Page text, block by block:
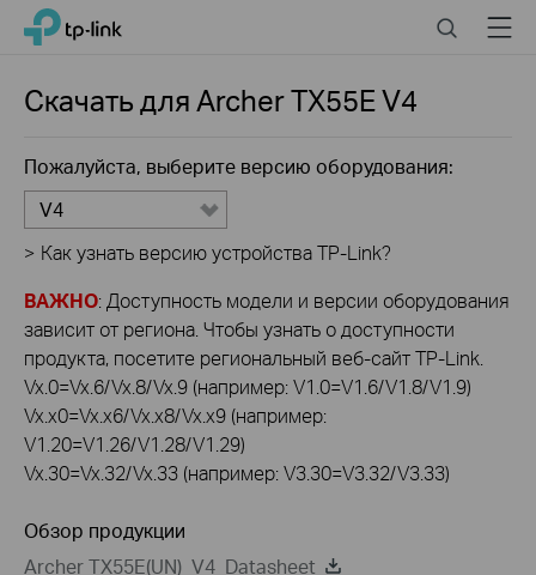
Click
navigation
TP-Link, Reliably Smart SearchMenu
Скачать дляArcher TX55EV4
Пожалуйста, выберите версию оборудования:
V4
> Как узнать версию устройства TP-Link?
ВАЖНО: Доступность модели и версии оборудования
зависит от региона. Чтобы узнать о доступности
продукта, посетите региональный веб-сайт TP-Link.
Vx.0=Vx.6/Vx.8/Vx.9 (например: V1.0=V1.6/V1.8/V1.9)
Vx.x0=Vx.x6/Vx.x8/Vx.x9 (например:
V1.20=V1.26/V1.28/V1.29)
Vx.30=Vx.32/Vx.33 (например: V3.30=V3.32/V3.33)
Обзор продукции
Archer TX55E(UN)_V4_Datasheet